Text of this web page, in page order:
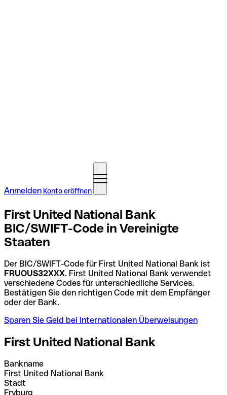
Anmelden Konto eröffnen
First United National Bank
BIC/SWIFT-Code in Vereinigte
Staaten
Der BIC/SWIFT-Code für First United National Bank ist
FRUOUS32XXX. First United National Bank verwendet
verschiedene Codes für unterschiedliche Services.
Bestätigen Sie den richtigen Code mit dem Empfänger
oder der Bank.
Sparen Sie Geld bei internationalen Überweisungen
First United National Bank
Bankname
First United National Bank
Stadt
Fryburg